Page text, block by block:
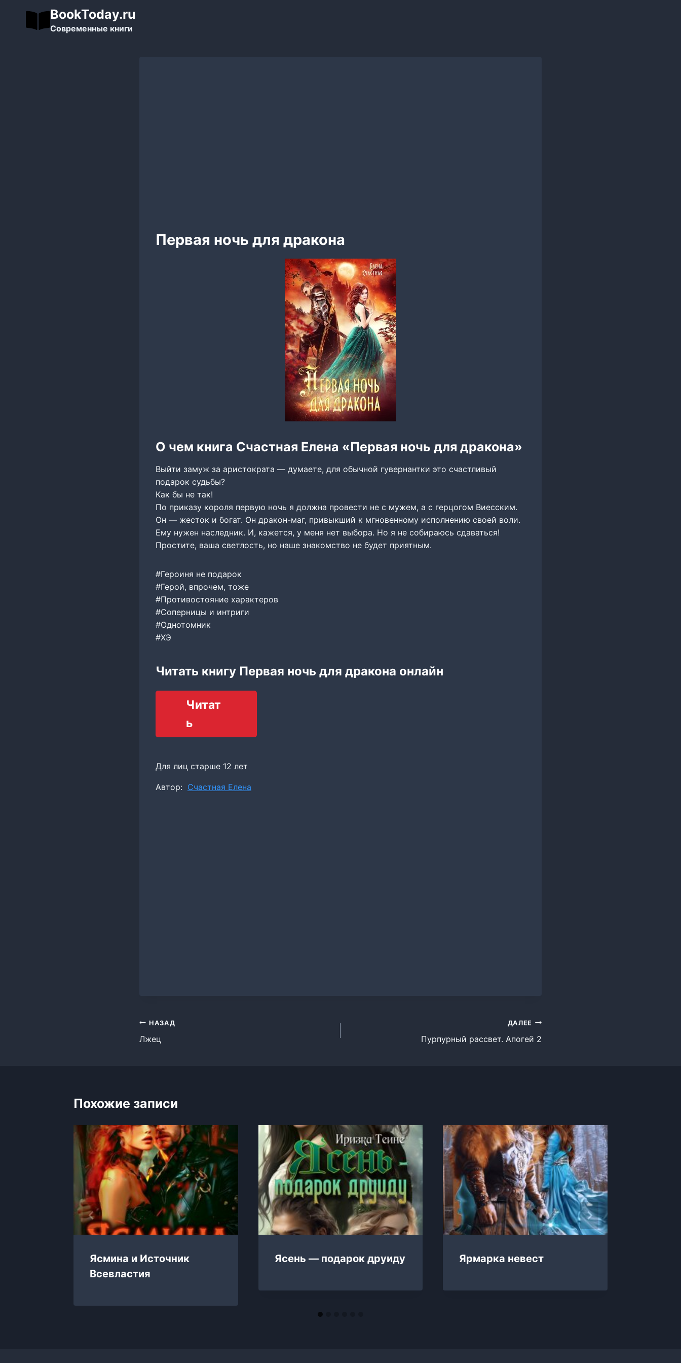
содержимому
BookToday.ru
Современные книги
Первая ночь для дракона
О чем книга Счастная Елена «Первая ночь для дракона»
Выйти замуж за аристократа — думаете, для обычной гувернантки это счастливый
подарок судьбы?
Как бы не так!
По приказу короля первую ночь я должна провести не с мужем, а с герцогом Виесским.
Он — жесток и богат. Он дракон-маг, привыкший к мгновенному исполнению своей воли.
Ему нужен наследник. И, кажется, у меня нет выбора. Но я не собираюсь сдаваться!
Простите, ваша светлость, но наше знакомство не будет приятным.
#Героиня не подарок
#Герой, впрочем, тоже
#Противостояние характеров
#Соперницы и интриги
#Однотомник
#ХЭ
Читать книгу Первая ночь для дракона онлайн
Читат
ь
Для лиц старше 12 лет
Метки
Автор: Счастная Елена
Навигация
по
НАЗАД
Лжец
ДАЛЕЕ
Пурпурный рассвет. Апогей 2
Похожие записи
Ясмина и Источник
Всевластия
Ясень — подарок друиду Ярмарка невест